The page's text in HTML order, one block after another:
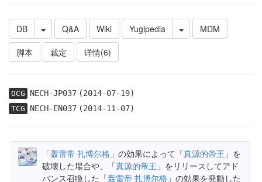
DB Q&A Wiki Yugipedia
MDM
脚本
裁定 详情(6)
OCG NECH-JP037(2014-07-19)
TCG NECH-EN037(2014-11-07)
「轰雷帝 扎博尔格 」の効果によって「真源的帝王 」を
破壊した場合や、「真源的帝王 」をリリースしてアド
バンス召喚した「轰雷帝 扎博尔格 」の効果を発動した